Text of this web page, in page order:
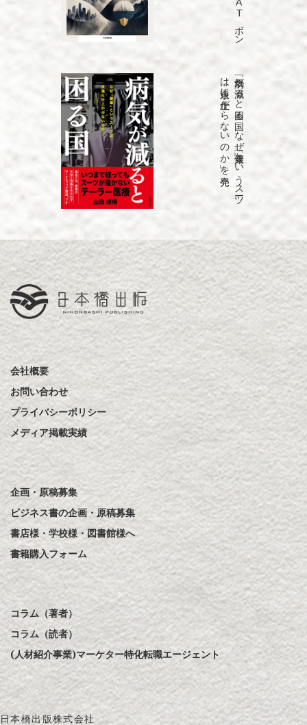
「病気が
減る
と
困る
国
な
ぜ
「健康」と
い
う
ス
ーツ
は
永遠に
仕上が
ら
な
い
の
か
」を
発売
会社概要
お問い合わせ
プライバシーポリシー
メディア掲載実績
企画・原稿募集
ビジネス書の企画・原稿募集
書店様・学校様・図書館様へ
書籍購入フォーム
コラム（著者）
コラム（読者）
(人材紹介事業)マーケター特化転職エージェント
日本橋出版株式会社